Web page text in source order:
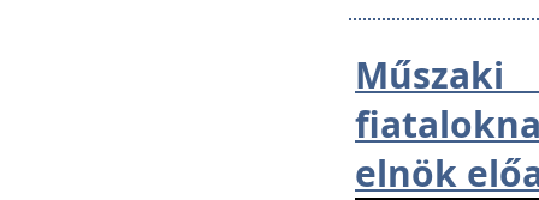
elnök